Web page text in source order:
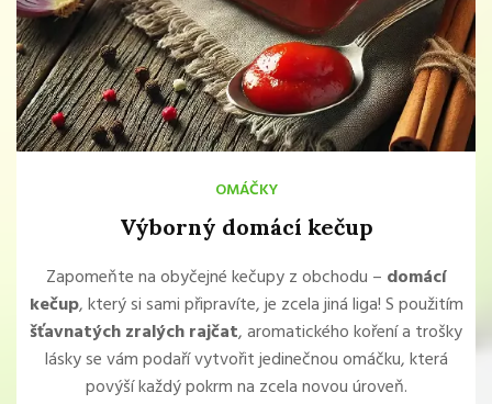
OMÁČKY
Výborný domácí kečup
Zapomeňte na obyčejné kečupy z obchodu – domácí
kečup, který si sami připravíte, je zcela jiná liga! S použitím
šťavnatých zralých rajčat, aromatického koření a trošky
lásky se vám podaří vytvořit jedinečnou omáčku, která
povýší každý pokrm na zcela novou úroveň.